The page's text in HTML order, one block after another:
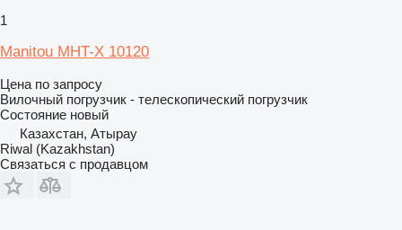
1
Manitou MHT-X 10120
Цена по запросу
Вилочный погрузчик - телескопический погрузчик
Состояние новый
Казахстан, Атырау
Riwal (Kazakhstan)
Связаться с продавцом